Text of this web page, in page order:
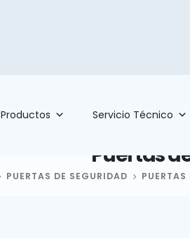
Productos Servicio Técnico
Puertas
PUERTAS DE SEGURIDAD